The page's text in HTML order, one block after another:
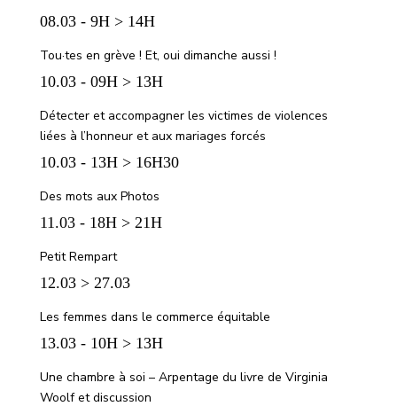
08.03 - 9H > 14H
Tou·tes en grève ! Et, oui dimanche aussi !
10.03 - 09H > 13H
Détecter et accompagner les victimes de violences
liées à l’honneur et aux mariages forcés
10.03 - 13H > 16H30
Des mots aux Photos
11.03 - 18H > 21H
Petit Rempart
12.03 > 27.03
Les femmes dans le commerce équitable
13.03 - 10H > 13H
Une chambre à soi – Arpentage du livre de Virginia
Woolf et discussion